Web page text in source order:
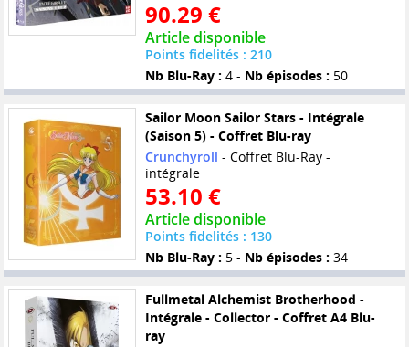
90.29 €
Article disponible
Points fidelités : 210
Nb Blu-Ray : 4 - Nb épisodes : 50
Sailor Moon Sailor Stars - Intégrale
(Saison 5) - Coffret Blu-ray
Crunchyroll - Coffret Blu-Ray -
intégrale
53.10 €
Article disponible
Points fidelités : 130
Nb Blu-Ray : 5 - Nb épisodes : 34
Fullmetal Alchemist Brotherhood -
Intégrale - Collector - Coffret A4 Blu-
ray